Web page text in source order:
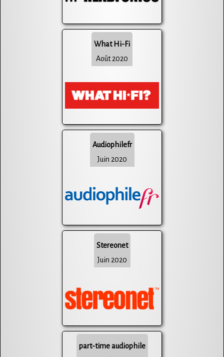
What Hi-Fi
Août 2020
Audiophilefr
Juin 2020
Stereonet
Juin 2020
part-time audiophile